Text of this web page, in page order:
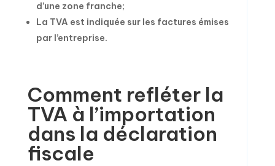
d’une zone franche;
La TVA est indiquée sur les factures émises
par l’entreprise.
Comment refléter la
TVA à l’importation
dans la déclaration
fiscale